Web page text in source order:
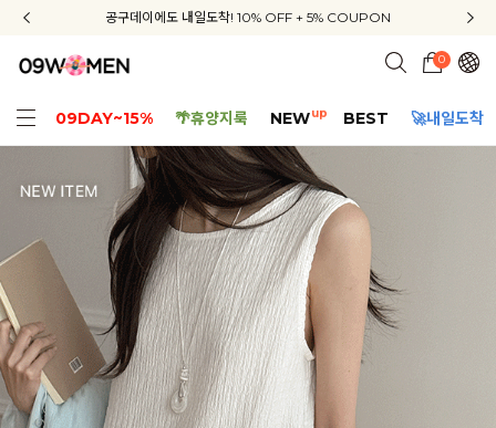
신규회원 가입 3종 쿠폰 + 배송비 무료 + APP 다운로드 혜택
공구데이에도 내일도착! 10% OFF + 5% COUPON
지금부터 공구우먼은 ONLY 무료배송✨
0
09DAY~15% 🌴휴양지룩 NEWup BEST 🚀내일도착